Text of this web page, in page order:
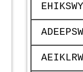
EHIKSWY